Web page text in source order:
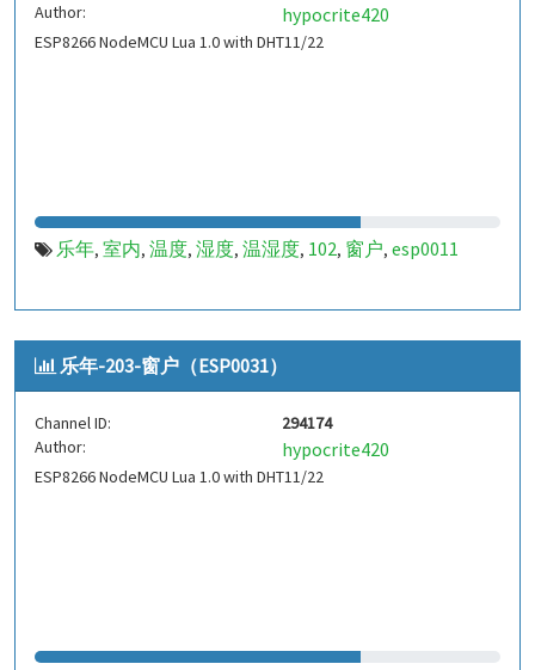
Author:
hypocrite420
ESP8266 NodeMCU Lua 1.0 with DHT11/22
乐年, 室内, 温度, 湿度, 温湿度, 102, 窗户, esp0011
乐年-203-窗户（ESP0031）
Channel ID:
294174
Author:
hypocrite420
ESP8266 NodeMCU Lua 1.0 with DHT11/22